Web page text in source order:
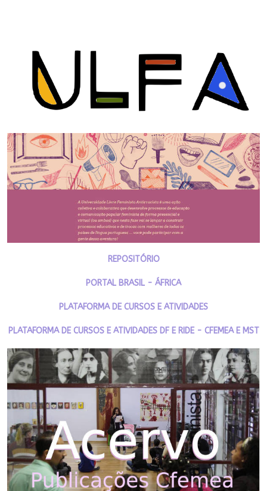
REPOSITÓRIO
PORTAL BRASIL - ÁFRICA
PLATAFORMA DE CURSOS E ATIVIDADES
PLATAFORMA DE CURSOS E ATIVIDADES DF E RIDE - CFEMEA E MST